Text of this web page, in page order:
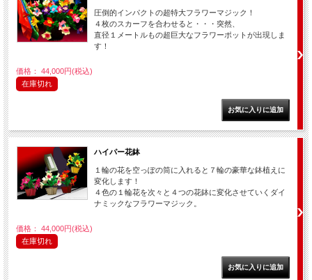
圧倒的インパクトの超特大フラワーマジック！
４枚のスカーフを合わせると・・・突然、
直径１メートルもの超巨大なフラワーポットが出現しま
す！
価格： 44,000円(税込)
在庫切れ
ハイパー花鉢
１輪の花を空っぽの筒に入れると７輪の豪華な鉢植えに
変化します！
４色の１輪花を次々と４つの花鉢に変化させていくダイ
ナミックなフラワーマジック。
価格： 44,000円(税込)
在庫切れ